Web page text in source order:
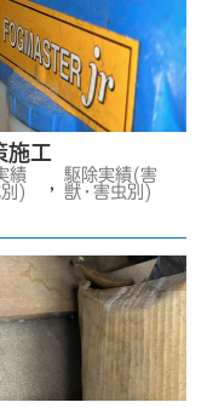
施工
績
)
,
駆除実績(害
獣・害虫別)